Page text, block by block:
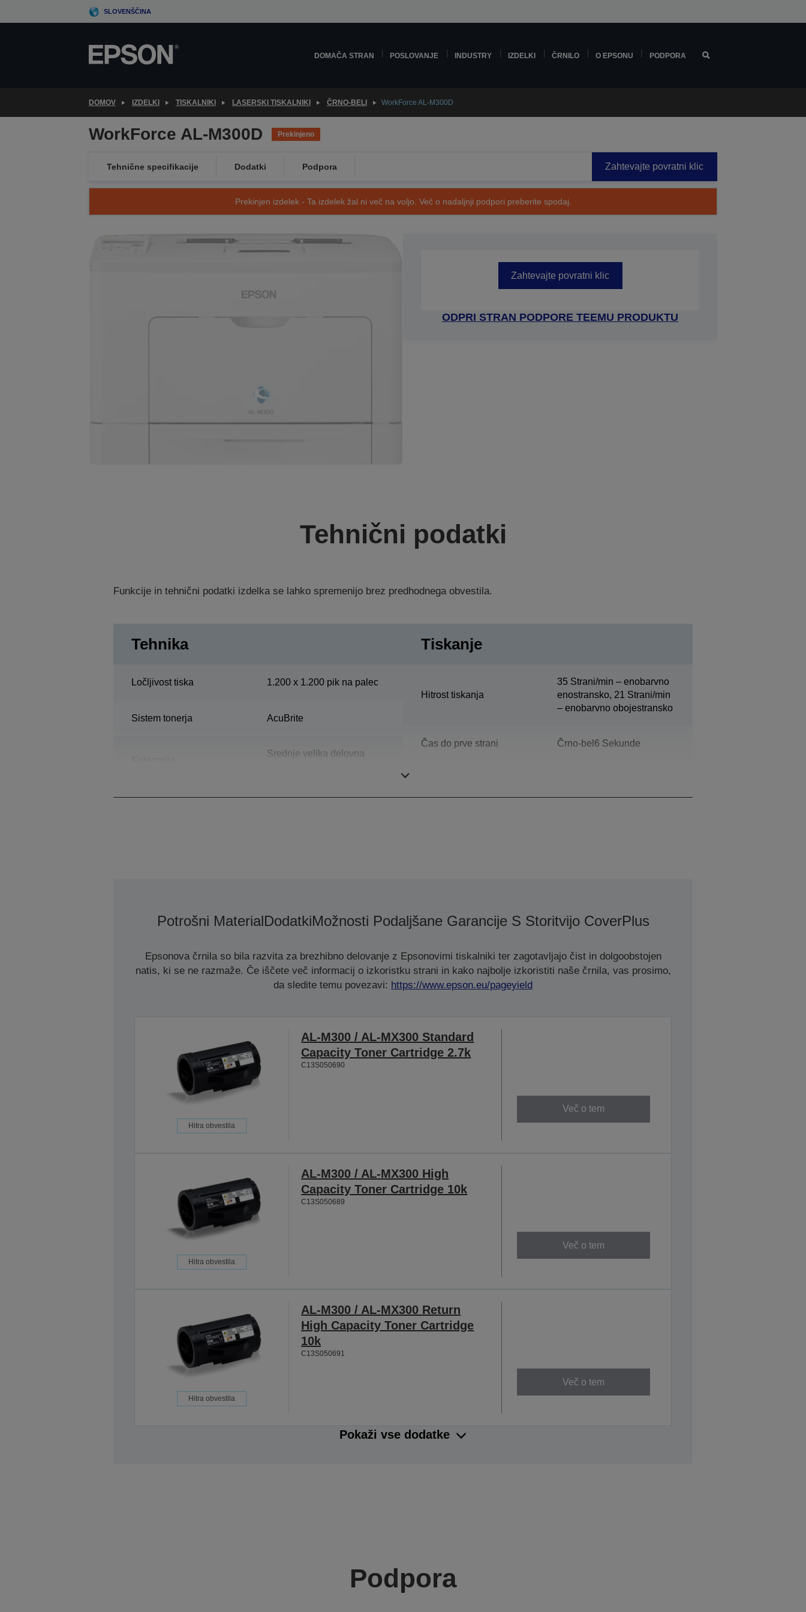
to
SLOVENŠČINA
DOMAČA STRAN POSLOVANJE INDUSTRY IZDELKI ČRNILO O EPSONU PODPORA
DOMOV IZDELKI TISKALNIKI LASERSKI TISKALNIKI ČRNO-BELI WorkForce AL-M300D
WorkForce AL-M300D Prekinjeno
Tehnične specifikacije Dodatki Podpora Zahtevajte povratni klic
Prekinjen izdelek - Ta izdelek žal ni več na voljo. Več o nadaljnji podpori preberite spodaj.
Zahtevajte povratni klic
ODPRI STRAN PODPORE TEEMU PRODUKTU
Tehnični podatki
Funkcije in tehnični podatki izdelka se lahko spremenijo brez predhodnega obvestila.
Tehnika
Ločljivost tiska 1.200 x 1.200 pik na palec
Sistem tonerja AcuBrite
Srednje velika delovna
Tiskanje
Hitrost tiskanja
35 Strani/min – enobarvno
enostransko, 21 Strani/min
– enobarvno obojestransko
Čas do prve strani Črno-bel6 Sekunde
Potrošni MaterialDodatkiMožnosti Podaljšane Garancije S Storitvijo CoverPlus
Epsonova črnila so bila razvita za brezhibno delovanje z Epsonovimi tiskalniki ter zagotavljajo čist in dolgoobstojen
natis, ki se ne razmaže. Če iščete več informacij o izkoristku strani in kako najbolje izkoristiti naše črnila, vas prosimo,
da sledite temu povezavi: https://www.epson.eu/pageyield
Hitra obvestila
AL-M300 / AL-MX300 Standard
Capacity Toner Cartridge 2.7k
C13S050690
Več o tem
Hitra obvestila
AL-M300 / AL-MX300 High
Capacity Toner Cartridge 10k
C13S050689
Več o tem
Hitra obvestila
AL-M300 / AL-MX300 Return
High Capacity Toner Cartridge
10k
C13S050691
Več o tem
Pokaži vse dodatke
Podpora